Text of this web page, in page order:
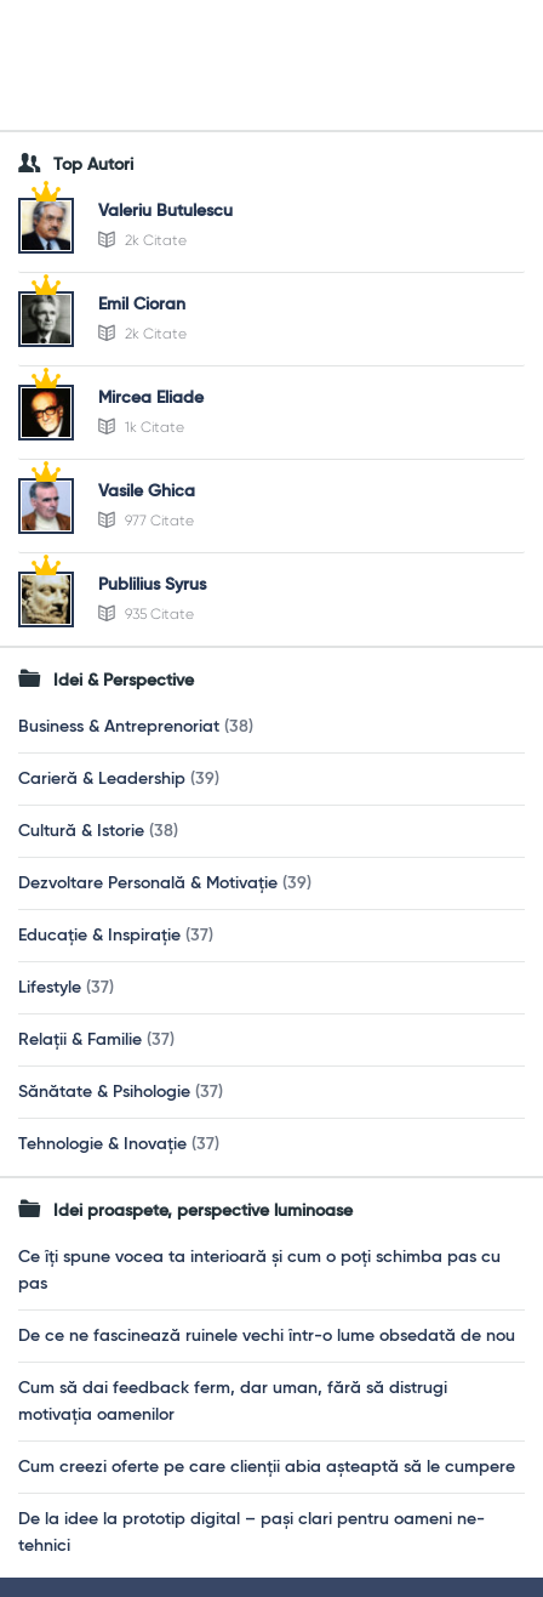
Top Autori
Valeriu Butulescu
2k Citate
Emil Cioran
2k Citate
Mircea Eliade
1k Citate
Vasile Ghica
977 Citate
Publilius Syrus
935 Citate
Idei & Perspective
Business & Antreprenoriat (38)
Carieră & Leadership (39)
Cultură & Istorie (38)
Dezvoltare Personală & Motivație (39)
Educație & Inspirație (37)
Lifestyle (37)
Relații & Familie (37)
Sănătate & Psihologie (37)
Tehnologie & Inovație (37)
Idei proaspete, perspective luminoase
Ce îți spune vocea ta interioară și cum o poți schimba pas cu
pas
De ce ne fascinează ruinele vechi într-o lume obsedată de nou
Cum să dai feedback ferm, dar uman, fără să distrugi
motivația oamenilor
Cum creezi oferte pe care clienții abia așteaptă să le cumpere
De la idee la prototip digital – pași clari pentru oameni ne-
tehnici